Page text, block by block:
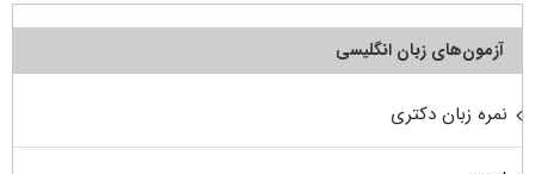
آزمون‌های زبان انگلیسی
نمره زبان دکتری